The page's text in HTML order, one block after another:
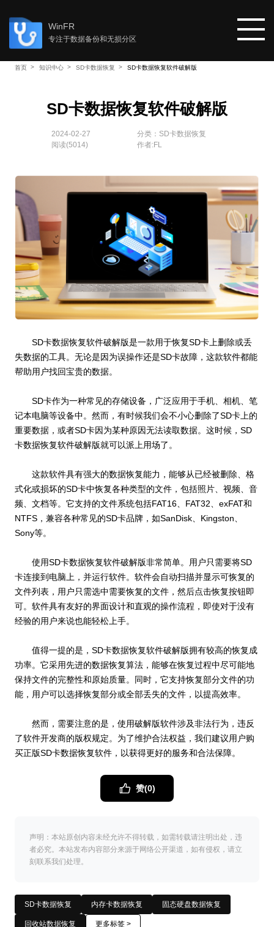
WinFR
专注于数据备份和无损分区
首页 知识中心 SD卡数据恢复 SD卡数据恢复软件破解版
SD卡数据恢复软件破解版
2024-02-27 分类： SD卡数据恢复
阅读(5014) 作者:FL
SD卡数据恢复软件破解版是一款用于恢复SD卡上删除或丢
失数据的工具。无论是因为误操作还是SD卡故障，这款软件都能
帮助用户找回宝贵的数据。
SD卡作为一种常见的存储设备，广泛应用于手机、相机、笔
记本电脑等设备中。然而，有时候我们会不小心删除了SD卡上的
重要数据，或者SD卡因为某种原因无法读取数据。这时候，SD
卡数据恢复软件破解版就可以派上用场了。
这款软件具有强大的数据恢复能力，能够从已经被删除、格
式化或损坏的SD卡中恢复各种类型的文件，包括照片、视频、音
频、文档等。它支持的文件系统包括FAT16、FAT32、exFAT和
NTFS，兼容各种常见的SD卡品牌，如SanDisk、Kingston、
Sony等。
使用SD卡数据恢复软件破解版非常简单。用户只需要将SD
卡连接到电脑上，并运行软件。软件会自动扫描并显示可恢复的
文件列表，用户只需选中需要恢复的文件，然后点击恢复按钮即
可。软件具有友好的界面设计和直观的操作流程，即使对于没有
经验的用户来说也能轻松上手。
值得一提的是，SD卡数据恢复软件破解版拥有较高的恢复成
功率。它采用先进的数据恢复算法，能够在恢复过程中尽可能地
保持文件的完整性和原始质量。同时，它支持恢复部分文件的功
能，用户可以选择恢复部分或全部丢失的文件，以提高效率。
然而，需要注意的是，使用破解版软件涉及非法行为，违反
了软件开发商的版权规定。为了维护合法权益，我们建议用户购
买正版SD卡数据恢复软件，以获得更好的服务和合法保障。
赞(0)
声明：本站原创内容未经允许不得转载，如需转载请注明出处，违
者必究。本站发布内容部分来源于网络公开渠道，如有侵权，请立
刻联系我们处理。
SD卡数据恢复 内存卡数据恢复 固态硬盘数据恢复
回收站数据恢复 更多标签 >